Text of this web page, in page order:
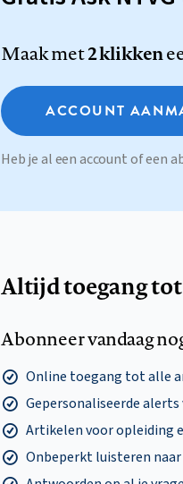
Maak met2 klikken
ACCOUNT
Heb je al een account of een
Altijd toegang
Abonneer vandaag
Online toegang tot alle
Gepersonaliseerde
Artikelen voor opleiding
Onbeperkt luisteren naar